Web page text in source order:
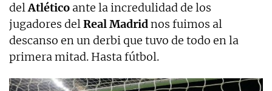
delAtlético ante la incredulidad de los
jugadores delReal Madridnos fuimos al
descanso en un derbi que tuvo de todo en la
primera mitad. Hasta fútbol.